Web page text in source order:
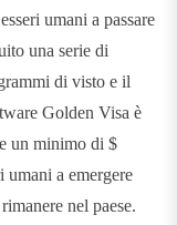
umani a passare
una serie di
di visto e il
Golden Visa è
un minimo di $
umani a emergere
nel paese.